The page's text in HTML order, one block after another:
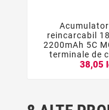
 
reincarcabil
2200mAh 5C
terminale de
38,05